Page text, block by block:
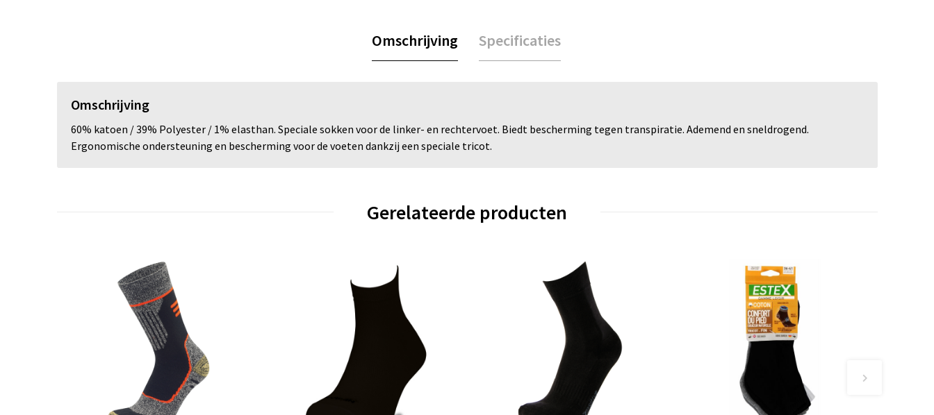
Omschrijving Specificaties
Omschrijving
60% katoen / 39% Polyester / 1% elasthan. Speciale sokken voor de linker- en rechtervoet. Biedt bescherming tegen transpiratie. Ademend en sneldrogend.
Ergonomische ondersteuning en bescherming voor de voeten dankzij een speciale tricot.
Gerelateerde producten